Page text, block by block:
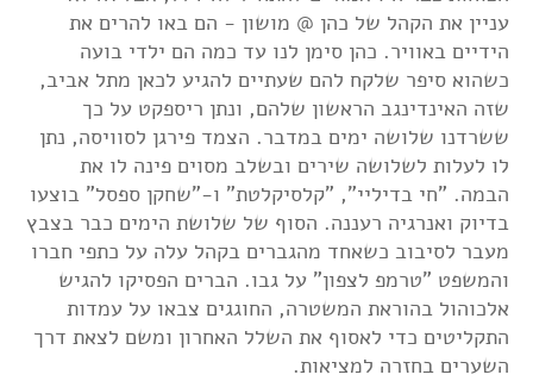
עניין את הקהל של כהן @ מושון - הם באו להרים את
הידיים באוויר. כהן סימן לנו עד כמה הם ילדי בועה
כשהוא סיפר שלקח להם שעתיים להגיע לכאן מתל אביב,
שזה האינדינגב הראשון שלהם, ונתן ריספקט על כך
ששרדנו שלושה ימים במדבר. הצמד פירגן לסוויסה, נתן
לו לעלות לשלושה שירים ובשלב מסוים פינה לו את
הבמה. "חי בדיליי", "קלסיקלטת" ו-"שחקן ספסל" בוצעו
בדיוק ואנרגיה רעננה. הסוף של שלושת הימים כבר בצבץ
מעבר לסיבוב כשאחד מהגברים בקהל עלה על כתפי חברו
והמשפט "טרמפ לצפון" על גבו. הברים הפסיקו להגיש
אלכוהול בהוראת המשטרה, החוגגים צבאו על עמדות
התקליטים כדי לאסוף את השלל האחרון ומשם לצאת דרך
השערים בחזרה למציאות.